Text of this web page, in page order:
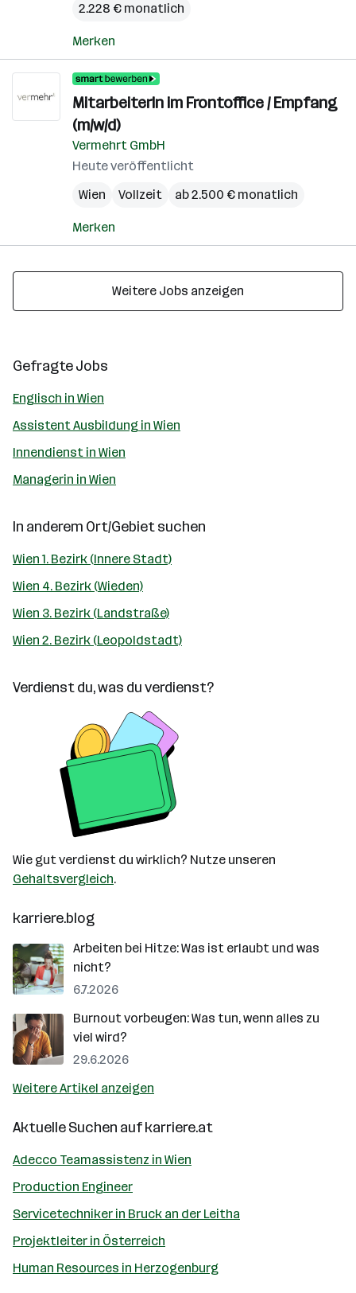
2.228 € monatlich
Merken
MitarbeiterIn im Frontoffice / Empfang
(m/w/d)
Vermehrt GmbH
Heute veröffentlicht
Wien
Vollzeit ab 2.500 € monatlich
Merken
Weitere Jobs anzeigen
Gefragte Jobs
Englisch in Wien
Assistent Ausbildung in Wien
Innendienst in Wien
Managerin in Wien
In anderem Ort/Gebiet suchen
Wien 1. Bezirk (Innere Stadt)
Wien 4. Bezirk (Wieden)
Wien 3. Bezirk (Landstraße)
Wien 2. Bezirk (Leopoldstadt)
Verdienst du, was du verdienst?
Wie gut verdienst du wirklich? Nutze unseren
Gehaltsvergleich.
karriere.blog
Arbeiten bei Hitze: Was ist erlaubt und was
nicht?
6.7.2026
Burnout vorbeugen: Was tun, wenn alles zu
viel wird?
29.6.2026
Weitere Artikel anzeigen
Aktuelle Suchen aufkarriere.at
Adecco Teamassistenz in Wien
Production Engineer
Servicetechniker in Bruck an der Leitha
Projektleiter in Österreich
Human Resources in Herzogenburg